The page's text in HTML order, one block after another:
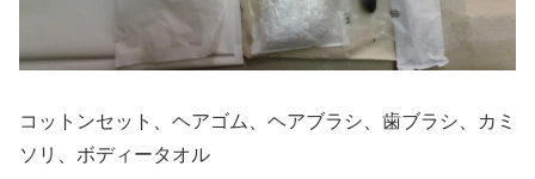
コットンセット、ヘアゴム、ヘアブラシ、歯ブラシ、カミ
ソリ、ボディータオル